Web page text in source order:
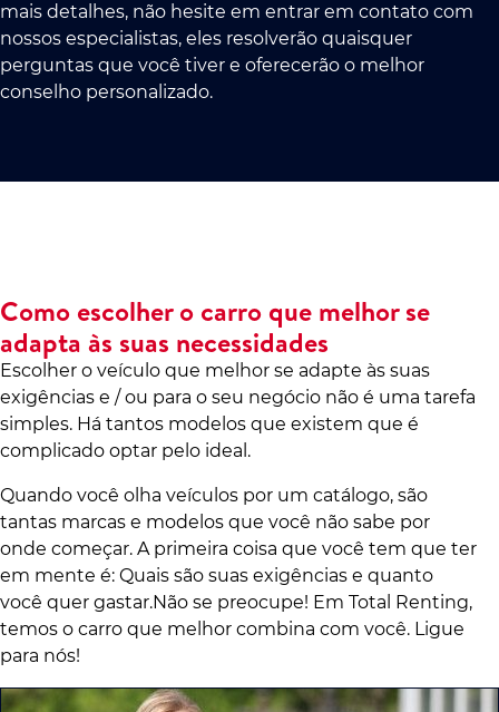
mais detalhes, não hesite em entrar em contato com
nossos especialistas, eles resolverão quaisquer
perguntas que você tiver e oferecerão o melhor
conselho personalizado.
Como escolher o carro que melhor se
adapta às suas necessidades
Escolher o veículo que melhor se adapte às suas
exigências e / ou para o seu negócio não é uma tarefa
simples. Há tantos modelos que existem que é
complicado optar pelo ideal.
Quando você olha veículos por um catálogo, são
tantas marcas e modelos que você não sabe por
onde começar. A primeira coisa que você tem que ter
em mente é: Quais são suas exigências e quanto
você quer gastar.Não se preocupe! Em Total Renting,
temos o carro que melhor combina com você. Ligue
para nós!